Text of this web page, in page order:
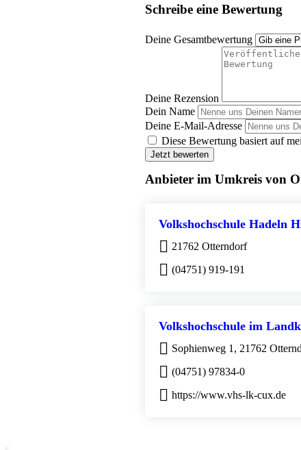
Schreibe eine Bewertung
Deine Gesamtbewertung
Deine Rezension
Dein Name
Deine E-Mail-Adresse
Diese Bewertung basiert auf
Jetzt bewerten
Anbieter im Umkreis von
Volkshochschule Hadeln
21762 Otterndorf
(04751) 919-191
Volkshochschule im
Sophienweg 1, 21762
(04751) 97834-0
https://www.vhs-lk-cux.de